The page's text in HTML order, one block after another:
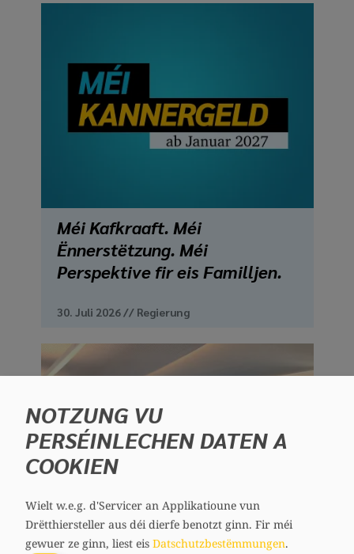
Méi Kafkraaft. Méi
Ënnerstëtzung. Méi
Perspektive fir eis Familljen.
30. Juli 2026 // Regierung
NOTZUNG VU
PERSÉINLECHEN DATEN A
COOKIEN
Wielt w.e.g. d'Servicer an Applikatioune vun
Drëtthiersteller aus déi dierfe benotzt ginn. Fir méi
gewuer ze ginn, liest eis Datschutzbestëmmungen.